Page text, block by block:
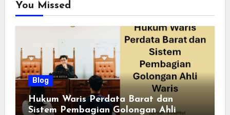
You Missed
Blog
Hukum Waris Perdata Barat dan
Sistem Pembagian Golongan Ahli